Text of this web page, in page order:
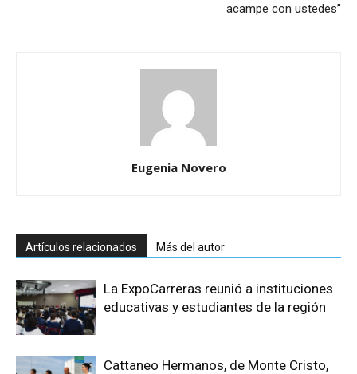
acampe con ustedes”
Eugenia Novero
Artículos relacionados Más del autor
La ExpoCarreras reunió a instituciones
educativas y estudiantes de la región
Cattaneo Hermanos, de Monte Cristo,